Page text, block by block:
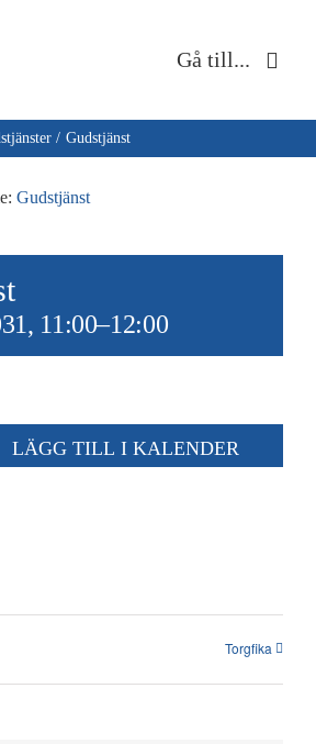
Gå till...
Hem
Om oss
Musik & kultur
Barn & unga
Nyheter
SÖK
Gudstjänst
Gudstjänst
11:00–12:00
LÄGG TILL I KALENDER
Torgfika